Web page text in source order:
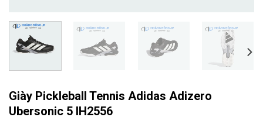
Giày Pickleball Tennis Adidas Adizero
Ubersonic 5 IH2556